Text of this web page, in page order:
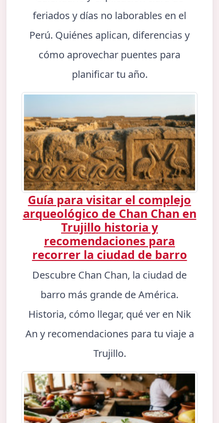
feriados y días no laborables en el
Perú. Quiénes aplican, diferencias y
cómo aprovechar puentes para
planificar tu año.
Guía para visitar el complejo
arqueológico de Chan Chan en
Trujillo historia y
recomendaciones para
recorrer la ciudad de barro
Descubre Chan Chan, la ciudad de
barro más grande de América.
Historia, cómo llegar, qué ver en Nik
An y recomendaciones para tu viaje a
Trujillo.